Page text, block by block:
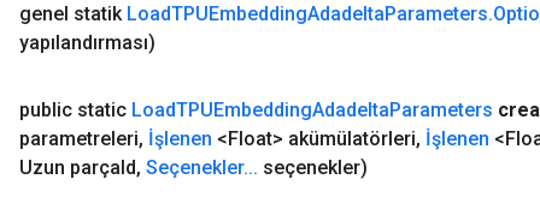
genel statik LoadTPUEmbeddingAdadeltaParameters.
yapılandırması)
public static LoadTPUEmbeddingAdadeltaParameters
parametreleri, İşlenen <Float> akümülatörleri, İşlenen
Uzun parçaId, Seçenekler... seçenekler)